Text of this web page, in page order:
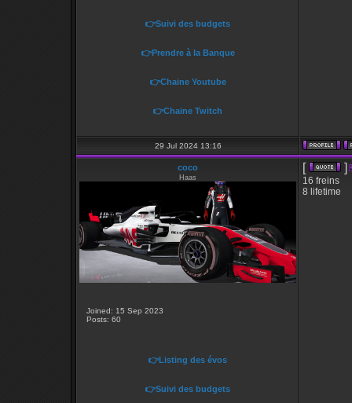
👉Suivi des budgets
👉Prendre à la Banque
👉Chaine Youtube
👉Chaine Twitch
29 Jul 2024 13:16
coco
Haas
Joined: 15 Sep 2023
Posts: 60
👉Listing des évos
👉Suivi des budgets
[ ]
16 freins
8 lifetime